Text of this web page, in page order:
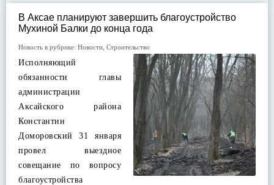
В Аксае планируют завершить благоустройство
Мухиной Балки до конца года
Новость в рубрике: Новости Строительство
Исполняющий
обязанности главы
администрации
Аксайского района
Константин
Доморовский 31 января
провел выездное
совещание по вопросу
благоустройства